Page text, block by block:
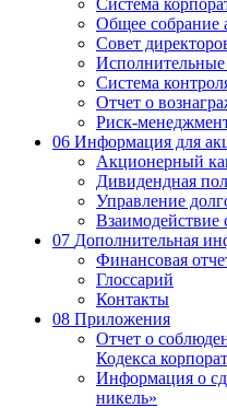
Общее собрание
Совет
Система
Отчет о
Риск-
06 Информация для
Акционерный
Дивидендная
Управление
Взаимодействие
07 Дополнительная
Финансовая
Глоссарий
Контакты
08 Приложения
Отчет о
Кодекса
Информация о
никель»